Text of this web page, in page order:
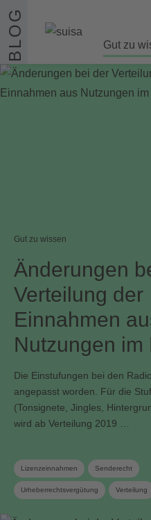
Zum Inhalt springen
BLOG Gut zu
Gut zu wissen
Änderungen
Verteilung der
Einnahmen
Nutzungen im
Die Einstufungen bei den
angepasst worden. Für die
(Tonsignete, Jingles,
wird ab Verteilung 2019 …
Lizenzeinnahmen Senderecht
Urheberrechtsvergütung Verteilung